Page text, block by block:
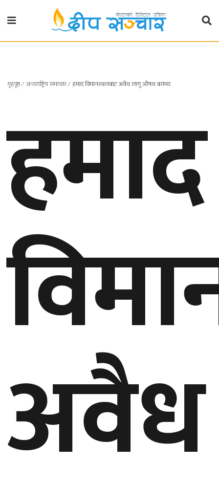
गृहपृष्ठ
प्रदेश
१
प्रदेश
बाग्मती
प्रदेश
प्रदेश
प्रदेश
५
विचार
मनाेरञ्जन
खेलकुद
गृहपृष्ठ∕अन्तराष्ट्रिय समाचार∕हमाद विमानस्थलबाट अवैध लागु औषध बरामद
हमाद
अवैध